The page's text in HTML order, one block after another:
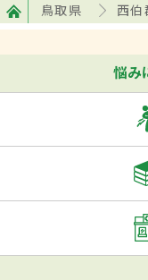
鳥取県 西伯
悩み